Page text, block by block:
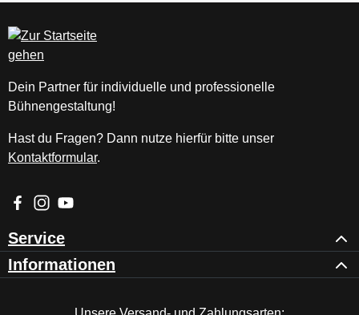
Dein Partner für individuelle und professionelle
Bühnengestaltung!
Hast du Fragen? Dann nutze hierfür bitte unser
Kontaktformular.
Besuche uns auf Facebook – öffnet in neuem Tab (externer
Schau auf Instagram vorbei – öffnet in neuem Tab
Sieh dir unsere Videos auf YouTube an – öffnet in
Service
Informationen